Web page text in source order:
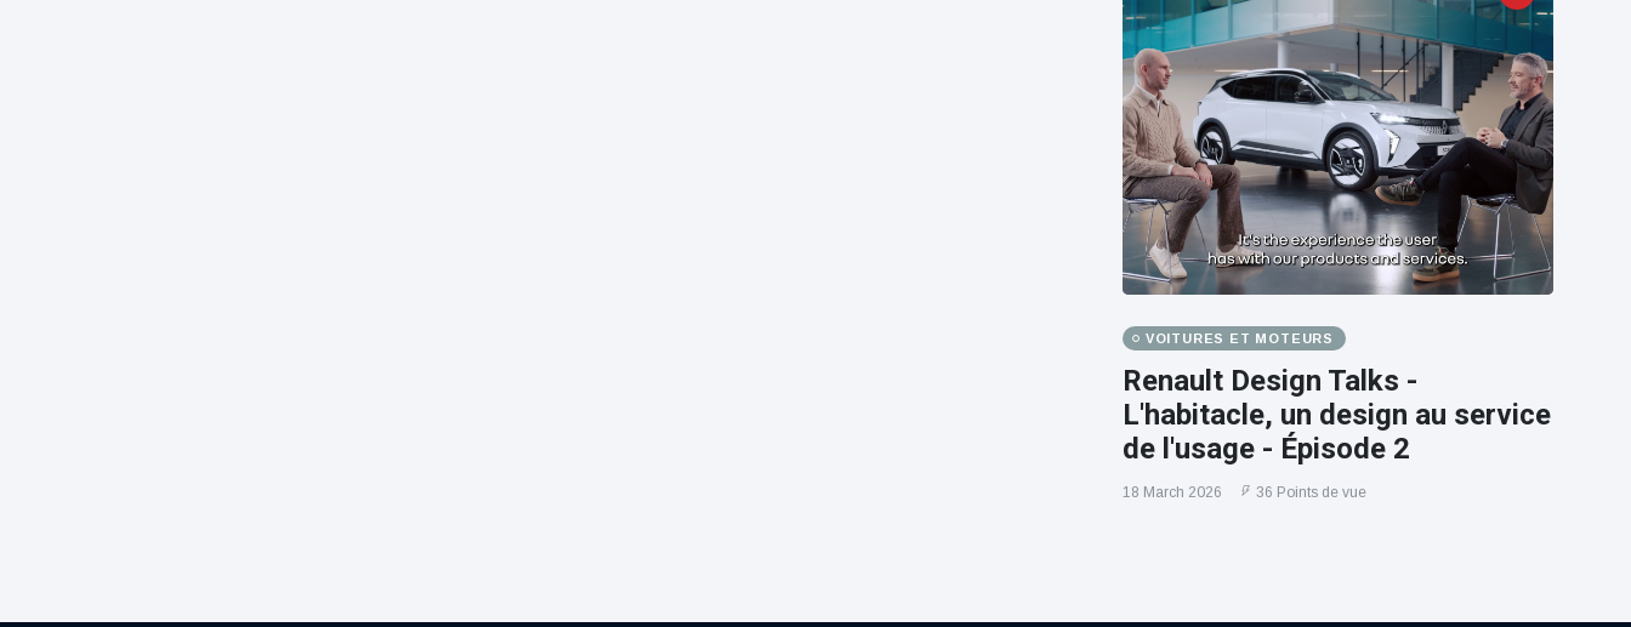
VOITURES ET MOTEURS
Renault Design Talks -
L'habitacle, un design au service
de l'usage - Épisode 2
18 March 2026 36 Points de vue